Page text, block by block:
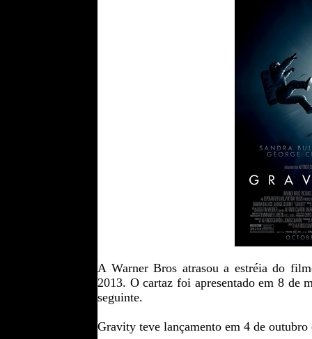
A Warner Bros atrasou a estréia do
2013. O cartaz foi apresentado em 8 de
seguinte.
Gravity teve lançamento em 4 de outubro